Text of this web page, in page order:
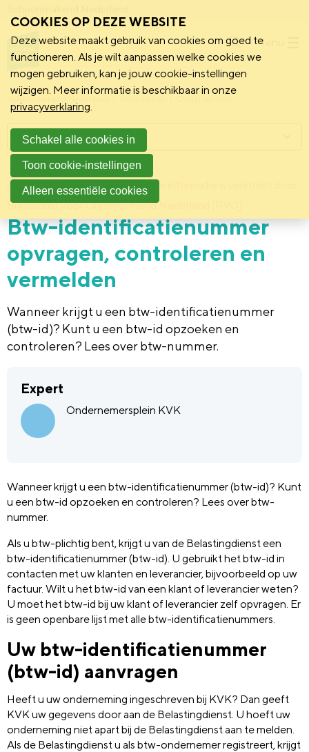
Menu
Schoonmakend Nederland
Achtergrond 2 februari 2011 Deze informatie is verstrekt door:
Rijksdienst voor Ondernemend Nederland (RVO)
Btw-identificatienummer
opvragen, controleren en
vermelden
Wanneer krijgt u een btw-identificatienummer
(btw-id)? Kunt u een btw-id opzoeken en
controleren? Lees over btw-nummer.
Expert
Ondernemersplein KVK
Wanneer krijgt u een btw-identificatienummer (btw-id)? Kunt
u een btw-id opzoeken en controleren? Lees over btw-
nummer.
Als u btw-plichtig bent, krijgt u van de Belastingdienst een
btw-identificatienummer (btw-id). U gebruikt het btw-id in
contacten met uw klanten en leverancier, bijvoorbeeld op uw
factuur. Wilt u het btw-id van een klant of leverancier weten?
U moet het btw-id bij uw klant of leverancier zelf opvragen. Er
is geen openbare lijst met alle btw-identificatienummers.
Uw btw-identificatienummer
(btw-id) aanvragen
Heeft u uw onderneming ingeschreven bij KVK? Dan geeft
KVK uw gegevens door aan de Belastingdienst. U hoeft uw
onderneming niet apart bij de Belastingdienst aan te melden.
Als de Belastingdienst u als btw-ondernemer registreert, krijgt
Menu
COOKIES OP DEZE WEBSITE
Deze website maakt gebruik van cookies om goed te
functioneren. Als je wilt aanpassen welke cookies we
mogen gebruiken, kan je jouw cookie-instellingen
wijzigen. Meer informatie is beschikbaar in onze
privacyverklaring.
Schakel alle cookies in
Toon cookie-instellingen
Alleen essentiële cookies